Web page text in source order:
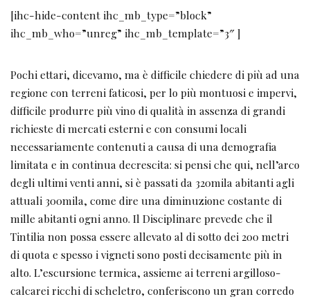
[ihc-hide-content ihc_mb_type=”block”
ihc_mb_who=”unreg” ihc_mb_template=”3″ ]
Pochi ettari, dicevamo, ma è difficile chiedere di più ad una
regione con terreni faticosi, per lo più montuosi e impervi,
difficile produrre più vino di qualità in assenza di grandi
richieste di mercati esterni e con consumi locali
necessariamente contenuti a causa di una demografia
limitata e in continua decrescita: si pensi che qui, nell’arco
degli ultimi venti anni, si è passati da 320mila abitanti agli
attuali 300mila, come dire una diminuzione costante di
mille abitanti ogni anno. Il Disciplinare prevede che il
Tintilia non possa essere allevato al di sotto dei 200 metri
di quota e spesso i vigneti sono posti decisamente più in
alto. L’escursione termica, assieme ai terreni argilloso-
calcarei ricchi di scheletro, conferiscono un gran corredo